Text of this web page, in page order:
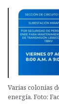
Varias colonias
energía. Foto: